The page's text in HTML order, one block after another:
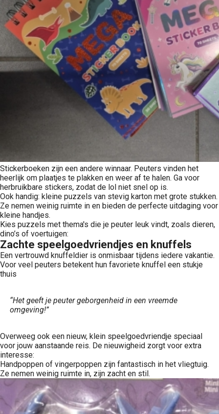
Stickerboeken zijn een andere winnaar. Peuters vinden het
heerlijk om plaatjes te plakken en weer af te halen. Ga voor
herbruikbare stickers, zodat de lol niet snel op is.
Ook handig: kleine puzzels van stevig karton met grote stukken.
Ze nemen weinig ruimte in en bieden de perfecte uitdaging voor
kleine handjes.
Kies puzzels met thema's die je peuter leuk vindt, zoals dieren,
dino’s of voertuigen:
Zachte speelgoedvriendjes en knuffels
Een vertrouwd knuffeldier is onmisbaar tijdens iedere vakantie.
Voor veel peuters betekent hun favoriete knuffel een stukje
thuis
“Het geeft je peuter geborgenheid in een vreemde
omgeving!”
Overweeg ook een nieuw, klein speelgoedvriendje speciaal
voor jouw aanstaande reis. De nieuwigheid zorgt voor extra
interesse:
Handpoppen of vingerpoppen zijn fantastisch in het vliegtuig.
Ze nemen weinig ruimte in, zijn zacht en stil.